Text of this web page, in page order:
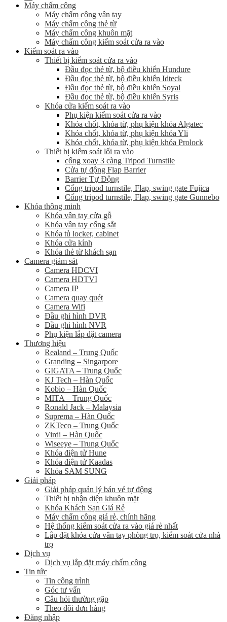
Máy chấm công
Máy chấm công vân tay
Máy chấm công thẻ từ
Máy chấm công khuôn mặt
Máy chấm công kiểm soát cửa ra vào
Kiểm soát ra vào
Thiết bị kiểm soát cửa ra vào
Đầu đọc thẻ từ, bộ điều khiển Hundure
Đầu đọc thẻ từ, bộ điều khiển Idteck
Đầu đọc thẻ từ, bộ điều khiển Soyal
Đầu đọc thẻ từ, bộ điều khiển Syris
Khóa cửa kiểm soát ra vào
Phụ kiện kiểm soát cửa ra vào
Khóa chốt, khóa từ, phụ kiện khóa Algatec
Khóa chốt, khóa từ, phụ kiện khóa Yli
Khóa chốt, khóa từ, phụ kiện khóa Prolock
Thiết bị kiểm soát lối ra vào
cổng xoay 3 càng Tripod Turnstile
Cửa tự động Flap Barrier
Barrier Tự Động
Cổng tripod turnstile, Flap, swing gate Fujica
Cổng tripod turnstile, Flap, swing gate Gunnebo
Khóa thông minh
Khóa vân tay cửa gỗ
Khóa vân tay cổng sắt
Khóa tủ locker, cabinet
Khóa cửa kính
Khóa thẻ từ khách sạn
Camera giám sát
Camera HDCVI
Camera HDTVI
Camera IP
Camera quay quét
Camera Wifi
Đầu ghi hình DVR
Đầu ghi hình NVR
Phụ kiện lắp đặt camera
Thương hiệu
Realand – Trung Quốc
Granding – Singarpore
GIGATA – Trung Quốc
KJ Tech – Hàn Quốc
Kobio – Hàn Quốc
MITA – Trung Quốc
Ronald Jack – Malaysia
Suprema – Hàn Quốc
ZKTeco – Trung Quốc
Virdi – Hàn Quốc
Wiseeye – Trung Quốc
Khóa điện tử Hune
Khóa điện tử Kaadas
Khóa SAM SUNG
Giải pháp
Giải pháp quản lý bán vé tự động
Thiết bị nhận diện khuôn mặt
Khóa Khách Sạn Giá Rẻ
Máy chấm công giá rẻ, chính hãng
Hệ thống kiểm soát cửa ra vào giá rẻ nhất
Lắp đặt khóa cửa vân tay phòng trọ, kiểm soát cửa nhà
trọ
Dịch vụ
Dịch vụ lắp đặt máy chấm công
Tin tức
Tin công trình
Góc tư vấn
Câu hỏi thường gặp
Theo dõi đơn hàng
Đăng nhập